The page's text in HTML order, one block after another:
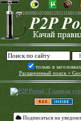
только в заголовках
Расширенный поиск +
Подписаться на